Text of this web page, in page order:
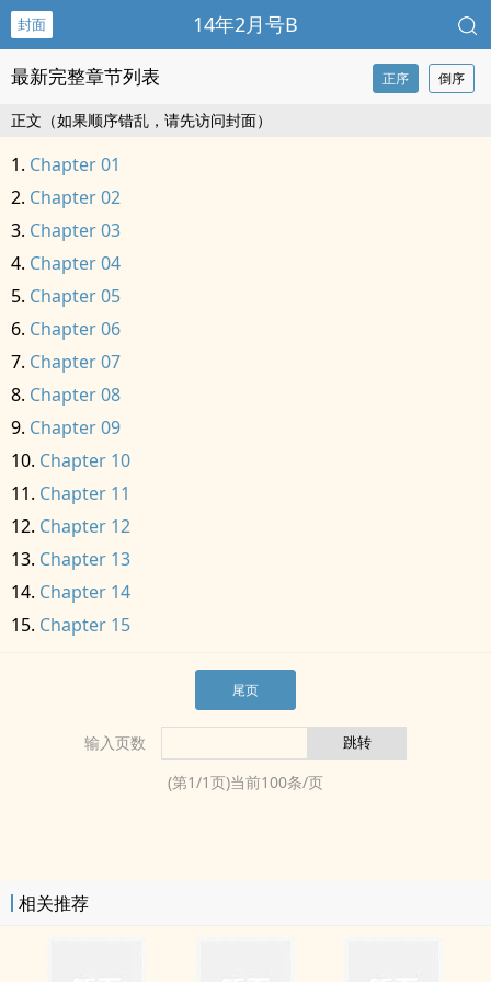
封面 14年2月号B
最新完整章节列表 正序 倒序
正文（如果顺序错乱，请先访问封面）
Chapter 01
Chapter 02
Chapter 03
Chapter 04
Chapter 05
Chapter 06
Chapter 07
Chapter 08
Chapter 09
Chapter 10
Chapter 11
Chapter 12
Chapter 13
Chapter 14
Chapter 15
尾页
输入页数
(第1/1页)当前100条/页
相关推荐